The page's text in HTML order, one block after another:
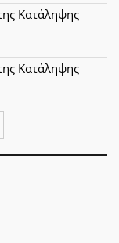
Κατάληψης
Κατάληψης